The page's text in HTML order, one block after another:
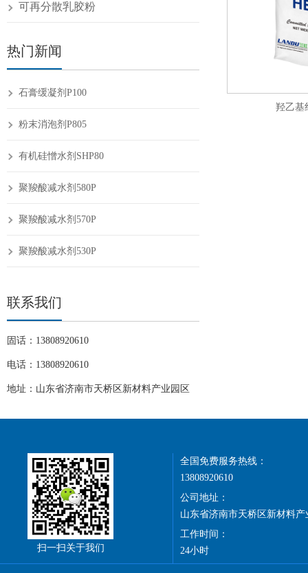
羟乙基
可再分散乳胶粉
热门新闻
石膏缓凝剂P100
粉末消泡剂P805
有机硅憎水剂SHP80
聚羧酸减水剂580P
聚羧酸减水剂570P
聚羧酸减水剂530P
联系我们
固话：13808920610
电话：13808920610
地址：山东省济南市天桥区新材料产业园区
扫一扫关于我们
全国免费服务热线：
13808920610
公司地址：
山东省济南市天桥区新材料产
工作时间：
24小时